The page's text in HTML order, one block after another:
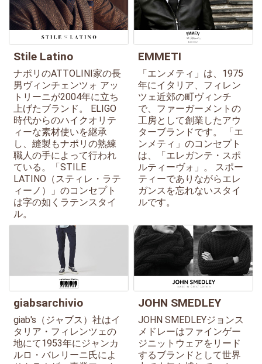
Stile Latino
ナポリのATTOLINI家の長
男ヴィンチェンツォ アッ
トリーニが2004年に立ち
上げたブランド。 ELIGO
時代からのハイクオリテ
ィーな素材使いを継承
し、縫製もナポリの熟練
職人の手によって行われ
ている。「STILE
LATINO（スティレ・ラテ
ィーノ）」のコンセプト
は字の如くラテンスタイ
ル。
EMMETI
「エンメティ」は、1975
年にイタリア、フィレン
ツェ近郊の町ヴィンチ
で、ファーガーメントの
工房として創業したアウ
ターブランドです。 「エ
ンメティ」のコンセプト
は、「エレガンテ・スポ
ルティーヴォ」。 スポー
ティーでありながらエレ
ガンスを忘れないスタイ
ルです。
giabsarchivio
giab's（ジャブス）社はイ
タリア・フィレンツェの
地にて1953年にジャンカ
ルロ・バレリーニ氏によ
JOHN SMEDLEY
JOHN SMEDLEYジョンス
メドレーはファインゲー
ジニットウェアをリード
するブランドとして世界